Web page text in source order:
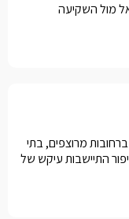
מול השקיעה
מרוצפים, בתי
התיישבות עיקש של